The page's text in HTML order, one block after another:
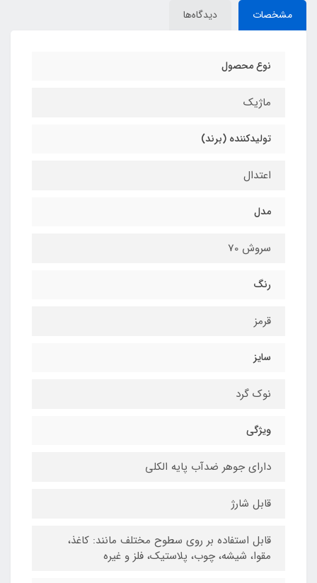
مشخصات دیدگاه‌ها
نوع محصول
ماژیک
تولیدکننده (برند)
اعتدال
مدل
سروش 70
رنگ
قرمز
سایز
نوک گرد
ویژگی
دارای جوهر ضدآب پایه الکلی
قابل شارژ
قابل استفاده بر روی سطوح مختلف مانند: کاغذ،
مقوا، شیشه، چوب، پلاستیک، فلز و غیره